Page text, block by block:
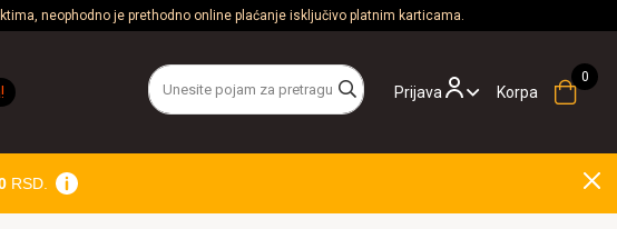
neophodno je prethodno online plaćanje isključivo platnim karticama.
Prijava Korpa
RSD.